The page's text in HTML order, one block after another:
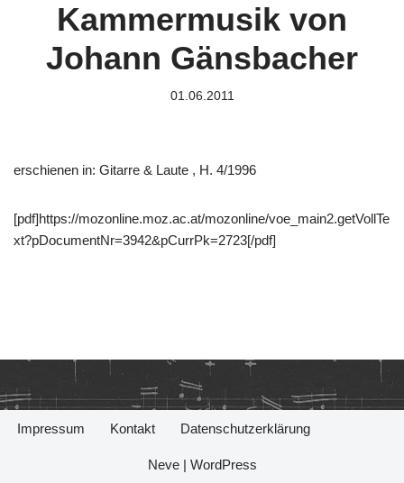
Kammermusik von
Johann Gänsbacher
01.06.2011
erschienen in: Gitarre & Laute , H. 4/1996
[pdf]https://mozonline.moz.ac.at/mozonline/voe_main2.getVollTe
xt?pDocumentNr=3942&pCurrPk=2723[/pdf]
Impressum Kontakt Datenschutzerklärung
Neve| WordPress